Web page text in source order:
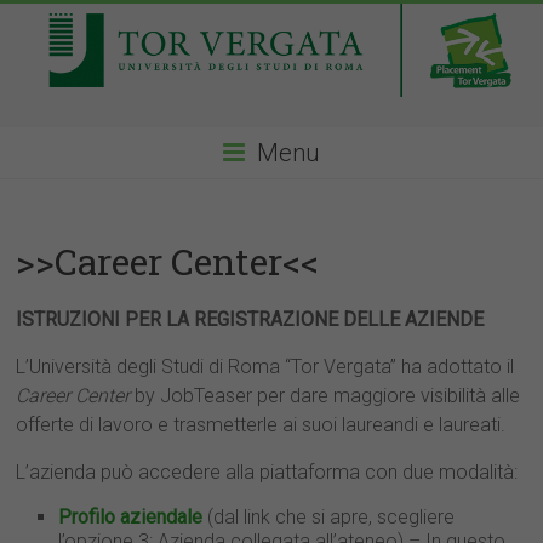
Menu
>>Career Center<<
ISTRUZIONI PER LA REGISTRAZIONE DELLE AZIENDE
L’Università degli Studi di Roma “Tor Vergata” ha adottato il
Career Centerby JobTeaser per dare maggiore visibilità alle
offerte di lavoro e trasmetterle ai suoi laureandi e laureati.
L’azienda può accedere alla piattaforma con due modalità:
Profilo aziendale (dal link che si apre, scegliere